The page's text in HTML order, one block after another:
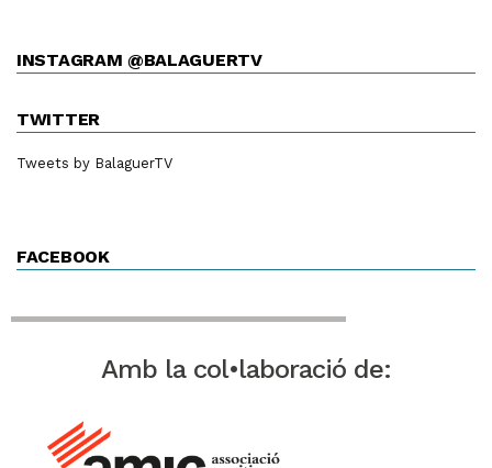
INSTAGRAM @BALAGUERTV
TWITTER
Tweets by BalaguerTV
FACEBOOK
Amb la col•laboració de: